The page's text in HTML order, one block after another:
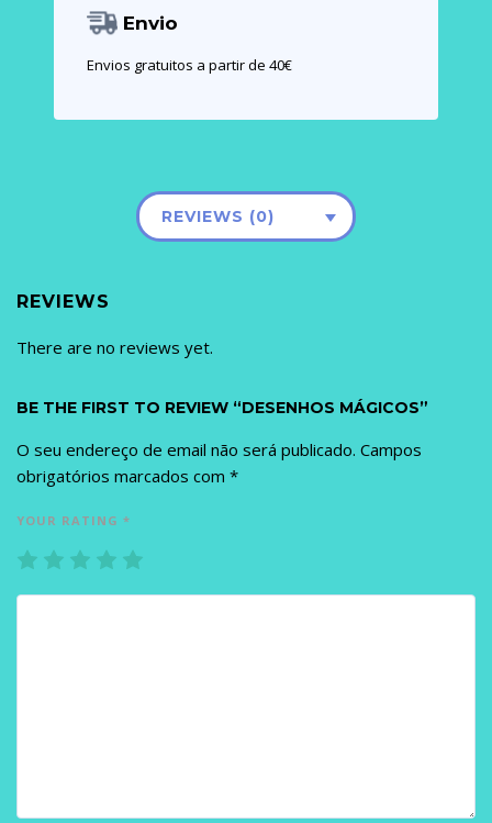
Envio
Envios gratuitos a partir de 40€
REVIEWS (0)
REVIEWS
There are no reviews yet.
BE THE FIRST TO REVIEW “DESENHOS MÁGICOS”
O seu endereço de email não será publicado. Campos
obrigatórios marcados com *
YOUR RATING *
1 2 3 4